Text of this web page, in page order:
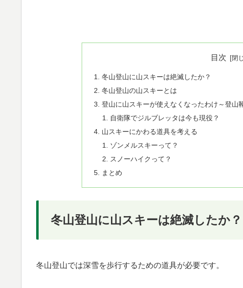
目次
冬山登山に山スキーは絶滅したか？
冬山登山の山スキーとは
登山に山スキーが使えなくなったわけ～登山
自衛隊でジルブレッタは今も現役？
山スキーにかわる道具を考える
ゾンメルスキーって？
スノーハイクって？
まとめ
冬山登山に山スキーは絶滅したか？
冬山登山では深雪を歩行するための道具が必要です。